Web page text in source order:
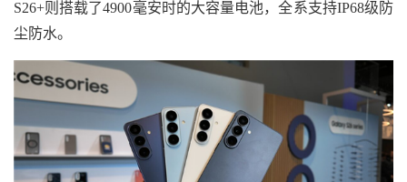
S26+则搭载了4900毫安时的大容量电池，全系支持IP68级防
尘防水。